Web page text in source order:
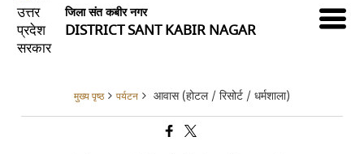
जिला संत कबीर नगर
DISTRICT SANT KABIR NAGAR
मुख्य पृष्ठ पर्यटन आवास (होटल / रिसोर्ट / धर्मशाला)